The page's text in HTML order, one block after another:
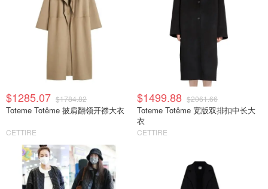
$1285.07 $1784.82
Toteme Totême 披肩翻领开襟大衣
CETTIRE
$1499.88 $2061.66
Toteme Totême 宽版双排扣中长大
衣
CETTIRE